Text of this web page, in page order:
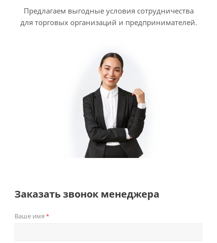
Предлагаем выгодные условия сотрудничества
для торговых организаций и предпринимателей.
Заказать звонок менеджера
Ваше имя *